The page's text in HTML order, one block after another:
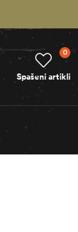
Spašeni artikli
0